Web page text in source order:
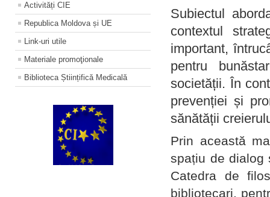
Activități CIE
Republica Moldova și UE
Link-uri utile
Materiale promoţionale
Biblioteca Științifică Medicală
Subiectul
contextul
important,
pentru
societății. În
prevenției și
sănătății
Prin această
spațiu de dialog
Catedra de
bibliotecari,